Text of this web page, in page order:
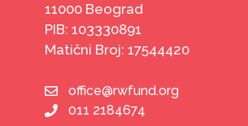
11000 Beograd
PIB: 103330891
Matični Broj: 17544420
office@rwfund.org
011 2184674